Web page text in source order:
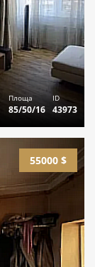
Площа
85/50/16
ID
43973
55000 $